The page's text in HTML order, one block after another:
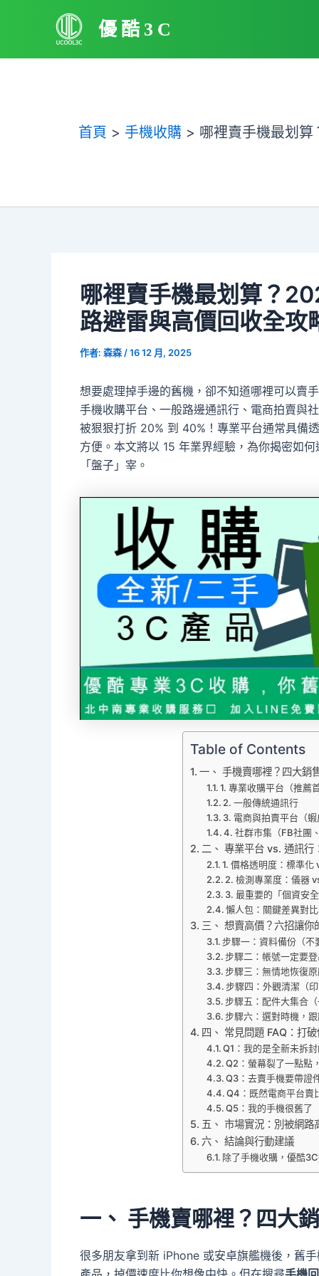
優酷3C
首頁 手機收購 哪裡賣手機最划
哪裡賣手機最划算？
路避雷與高價回收全攻
作者: 森森 /16 12 月, 2025
想要處理掉手邊的舊機，卻不知道哪裡可以賣
手機收購平台、一般路邊通訊行、電商拍賣與
被狠狠打折 20% 到 40%！專業平台通常具備
方便。本文將以 15 年業界經驗，為你揭密如
「盤子」宰。
Table of Contents
一、 手機賣哪裡？四大銷
1. 專業收購平台（推薦
2. 一般傳統通訊行
3. 電商與拍賣平台（
4. 社群市集（FB社團
二、 專業平台 vs. 通訊行
1. 價格透明度：標準化
2. 檢測專業度：儀器
3. 最重要的「個資安
懶人包：關鍵差異對
三、 想賣高價？六招讓你
步驟一：資料備份（不
步驟二：帳號一定要
步驟三：無情地恢復
步驟四：外觀清潔（
步驟五：配件大集合
步驟六：選對時機，
四、 常見問題 FAQ：打
Q1：我的是全新未拆
Q2：螢幕裂了一點點
Q3：去賣手機要帶證
Q4：既然電商平台賣
Q5：我的手機很舊了
五、 市場實況：別被網路
六、 結論與行動建議
除了手機收購，優酷
一、 手機賣哪裡？四大
很多朋友拿到新 iPhone 或安卓旗艦機後，舊